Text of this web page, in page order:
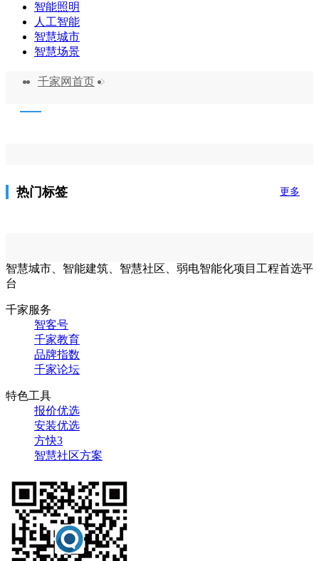
智能照明
人工智能
智慧城市
智慧场景
千家网首页
热门标签 更多
智慧城市、智能建筑、智慧社区、弱电智能化项目工程首选平
台
千家服务
智客号
千家教育
品牌指数
千家论坛
特色工具
报价优选
安装优选
方快3
智慧社区方案